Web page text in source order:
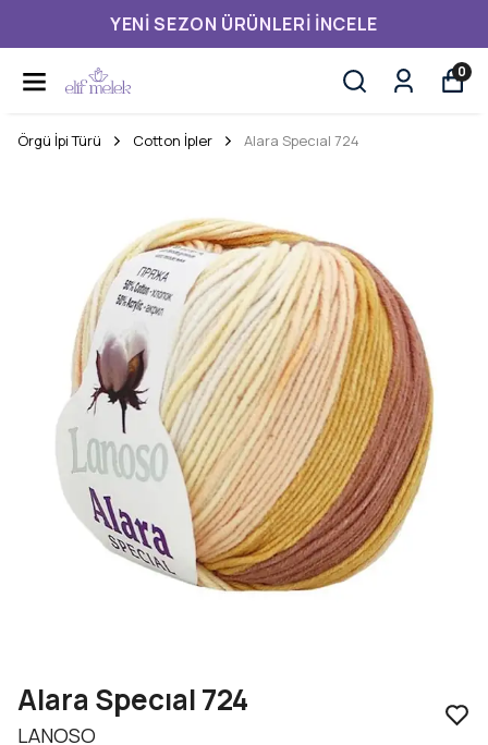
YENI SEZON ÜRÜNLERI İNCELE
0
Örgü İpi Türü Cotton İpler Alara Specıal 724
Alara Specıal 724
LANOSO